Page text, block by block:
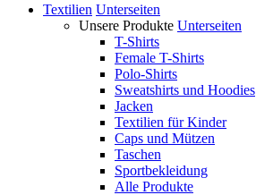
Textilien Unterseiten
Unsere Produkte Unterseiten
T-Shirts
Female T-Shirts
Polo-Shirts
Sweatshirts und Hoodies
Jacken
Textilien für Kinder
Caps und Mützen
Taschen
Sportbekleidung
Alle Produkte